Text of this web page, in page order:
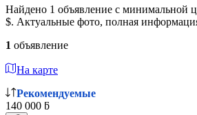
Найдено 1 объявление с минимальной
$. Актуальные фото, полная
1 объявление
На карте
Рекомендуемые
140 000 ƃ